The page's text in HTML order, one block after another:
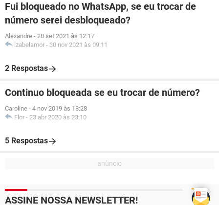
Fui bloqueado no WhatsApp, se eu trocar de
número serei desbloqueado?
Alexandre - 20 set 2021 às 12:17
izabelamor - 30 nov 2021 às 09:11
2 Respostas
Continuo bloqueada se eu trocar de número?
Caroline - 4 nov 2019 às 18:28
Flor - 23 abr 2020 às 23:10
5 Respostas
ASSINE NOSSA NEWSLETTER!